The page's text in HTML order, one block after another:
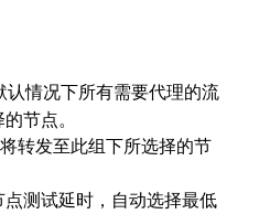
认情况下所有需要代理的流
节点。
转发至此组下所选择的节
点测试延时，自动选择最低